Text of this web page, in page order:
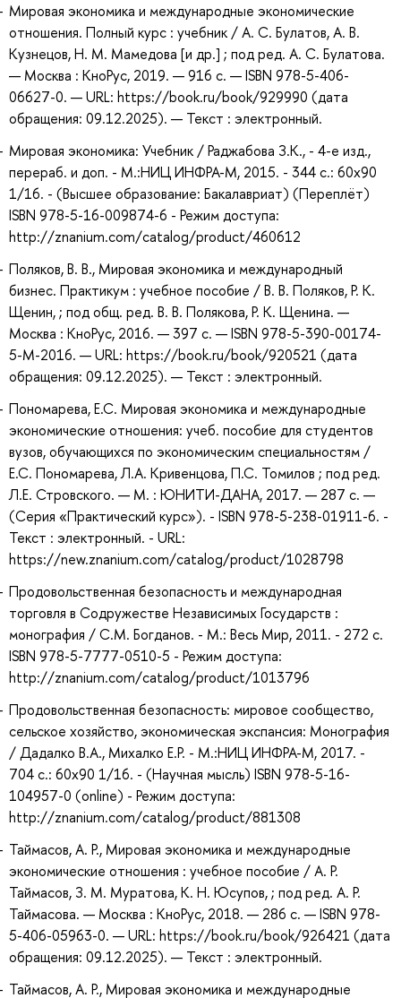
Мировая экономика и международные экономические
отношения. Полный курс : учебник / А. С. Булатов, А. В.
Кузнецов, Н. М. Мамедова [и др.] ; под ред. А. С. Булатова.
— Москва : КноРус, 2019. — 916 с. — ISBN 978-5-406-
06627-0. — URL: https://book.ru/book/929990 (дата
обращения: 09.12.2025). — Текст : электронный.
Мировая экономика: Учебник / Раджабова З.К., - 4-е изд.,
перераб. и доп. - М.:НИЦ ИНФРА-М, 2015. - 344 с.: 60x90
1/16. - (Высшее образование: Бакалавриат) (Переплёт)
ISBN 978-5-16-009874-6 - Режим доступа:
http://znanium.com/catalog/product/460612
Поляков, В. В., Мировая экономика и международный
бизнес. Практикум : учебное пособие / В. В. Поляков, Р. К.
Щенин, ; под общ. ред. В. В. Полякова, Р. К. Щенина. —
Москва : КноРус, 2016. — 397 с. — ISBN 978-5-390-00174-
5-M-2016. — URL: https://book.ru/book/920521 (дата
обращения: 09.12.2025). — Текст : электронный.
Пономарева, Е.С. Мировая экономика и международные
экономические отношения: учеб. пособие для студентов
вузов, обучающихся по экономическим специальностям /
Е.С. Пономарева, Л.А. Кривенцова, П.С. Томилов ; под ред.
Л.Е. Стровского. — М. : ЮНИТИ-ДАНА, 2017. — 287 с. —
(Серия «Практический курс»). - ISBN 978-5-238-01911-6. -
Текст : электронный. - URL:
https://new.znanium.com/catalog/product/1028798
Продовольственная безопасность и международная
торговля в Содружестве Независимых Государств :
монография / С.М. Богданов. - М.: Весь Мир, 2011. - 272 с.
ISBN 978-5-7777-0510-5 - Режим доступа:
http://znanium.com/catalog/product/1013796
Продовольственная безопасность: мировое сообщество,
сельское хозяйство, экономическая экспансия: Монография
/ Дадалко В.А., Михалко Е.Р. - М.:НИЦ ИНФРА-М, 2017. -
704 с.: 60x90 1/16. - (Научная мысль) ISBN 978-5-16-
104957-0 (online) - Режим доступа:
http://znanium.com/catalog/product/881308
Таймасов, А. Р., Мировая экономика и международные
экономические отношения : учебное пособие / А. Р.
Таймасов, З. М. Муратова, К. Н. Юсупов, ; под ред. А. Р.
Таймасова. — Москва : КноРус, 2018. — 286 с. — ISBN 978-
5-406-05963-0. — URL: https://book.ru/book/926421 (дата
обращения: 09.12.2025). — Текст : электронный.
Таймасов, А. Р., Мировая экономика и международные